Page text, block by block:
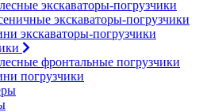
экскаваторы-погрузчики
экскаваторы-погрузчики
экскаваторы-погрузчики
фронтальные погрузчики
погрузчики